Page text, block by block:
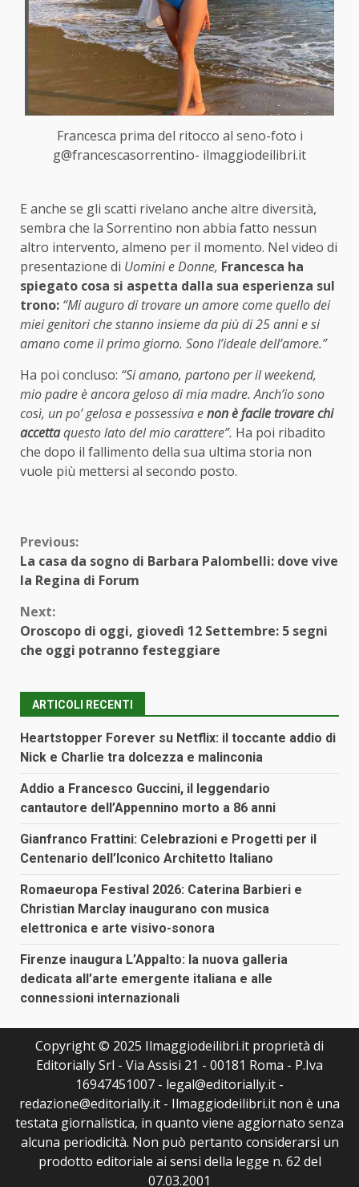
Francesca prima del ritocco al seno-foto i
g@francescasorrentino- ilmaggiodeilibri.it
E anche se gli scatti rivelano anche altre diversità,
sembra che la Sorrentino non abbia fatto nessun
altro intervento, almeno per il momento. Nel video di
presentazione di Uomini e Donne, Francesca ha
spiegato cosa si aspetta dalla sua esperienza sul
trono: “Mi auguro di trovare un amore come quello dei
miei genitori che stanno insieme da più di 25 anni e si
amano come il primo giorno. Sono l’ideale dell’amore.”
Ha poi concluso: “Si amano, partono per il weekend,
mio padre è ancora geloso di mia madre. Anch’io sono
così, un po’ gelosa e possessiva enon è facile trovare chi
accettaquesto lato del mio carattere”. Ha poi ribadito
che dopo il fallimento della sua ultima storia non
vuole più mettersi al secondo posto.
Continue
Reading
Previous:
La casa da sogno di Barbara Palombelli: dove vive
la Regina di Forum
Next:
Oroscopo di oggi, giovedì 12 Settembre: 5 segni
che oggi potranno festeggiare
ARTICOLI RECENTI
Heartstopper Forever su Netflix: il toccante addio di
Nick e Charlie tra dolcezza e malinconia
Addio a Francesco Guccini, il leggendario
cantautore dell’Appennino morto a 86 anni
Gianfranco Frattini: Celebrazioni e Progetti per il
Centenario dell’Iconico Architetto Italiano
Romaeuropa Festival 2026: Caterina Barbieri e
Christian Marclay inaugurano con musica
elettronica e arte visivo-sonora
Firenze inaugura L’Appalto: la nuova galleria
dedicata all’arte emergente italiana e alle
connessioni internazionali
Copyright © 2025 Ilmaggiodeilibri.it proprietà di
Editorially Srl - Via Assisi 21 - 00181 Roma - P.Iva
16947451007 - legal@editorially.it -
redazione@editorially.it - Ilmaggiodeilibri.it non è una
testata giornalistica, in quanto viene aggiornato senza
alcuna periodicità. Non può pertanto considerarsi un
prodotto editoriale ai sensi della legge n. 62 del
07.03.2001